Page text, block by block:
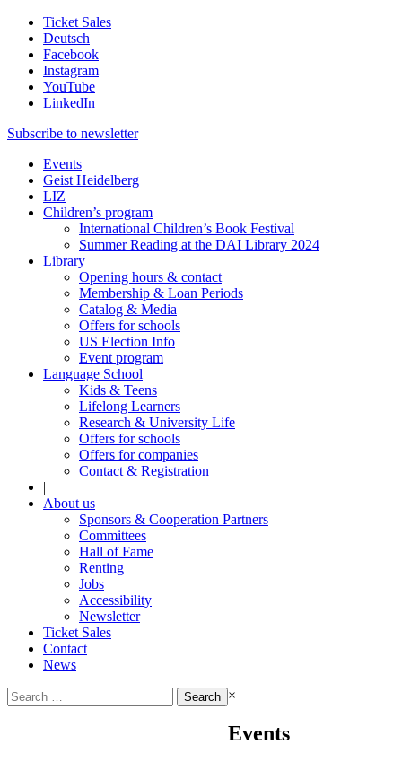
Ticket Sales
Deutsch
Facebook
Instagram
YouTube
LinkedIn
Subscribe to newsletter
Events
Geist Heidelberg
LIZ
Children’s program
International Children’s Book Festival
Summer Reading at the DAI Library 2024
Library
Opening hours & contact
Membership & Loan Periods
Catalog & Media
Offers for schools
US Election Info
Event program
Language School
Kids & Teens
Lifelong Learners
Research & University Life
Offers for schools
Offers for companies
Contact & Registration
|
About us
Sponsors & Cooperation Partners
Committees
Hall of Fame
Renting
Jobs
Accessibility
Newsletter
Ticket Sales
Contact
News
Search
for:
×
Events